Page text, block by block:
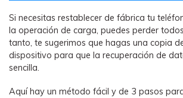
Si necesitas restablecer de fábrica tu
la operación de carga, puedes perder
tanto, te sugerimos que hagas una copia
dispositivo para que la recuperación de
sencilla.
Aquí hay un método fácil y de 3 pasos